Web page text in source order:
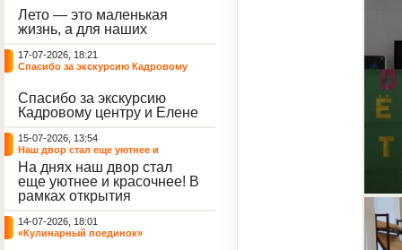
игры выступил наш
воспитанник - Константин
Н., который по праву носит
звание самого читающего
и эрудированного
участника наших
мероприятий.
Лето — это маленькая
жизнь, а для наших
воспитанниц оно
наполнено открытиями. В
один из теплых дней мы
пластилин, книги и конечно
же телефоны, чтобы
отправиться на небольшую
цветочную охоту в
ближайший луг.
17-07-2026, 18:21
Спасибо за экскурсию Кадровому
Спасибо за экскурсию
Кадровому центру и Елене
Романовне за тёплую
встречу.
15-07-2026, 13:54
Наш двор стал еще уютнее и
красочнее!
На днях наш двор стал
еще уютнее и красочнее! В
рамках открытия
Социальной гостиной
нашего Центра, перед
воспитанниками была
14-07-2026, 18:01
«Кулинарный поединок»